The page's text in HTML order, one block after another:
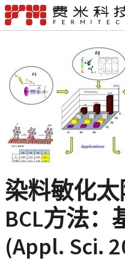
染料敏化
BCL方法：
(Appl. Sci.